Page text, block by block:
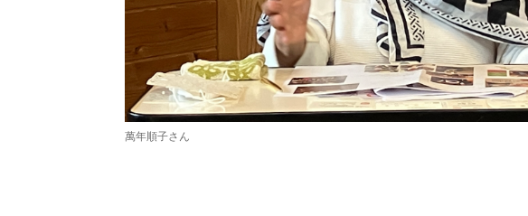
萬年順子さん